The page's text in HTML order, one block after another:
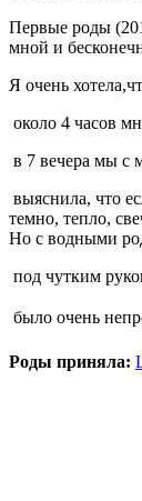
Первые роды
мной и
Я очень
около 4 часов
в 7 вечера мы с
выяснила, что
темно, тепло,
Но с водными
под чутким
было очень
Роды приняла: